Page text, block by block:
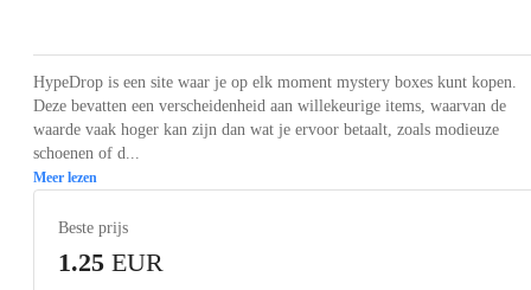
HypeDrop is een site waar je op elk moment mystery boxes kunt kopen.
Deze bevatten een verscheidenheid aan willekeurige items, waarvan de
waarde vaak hoger kan zijn dan wat je ervoor betaalt, zoals modieuze
schoenen of d...
Meer lezen
Beste prijs
1.25 EUR